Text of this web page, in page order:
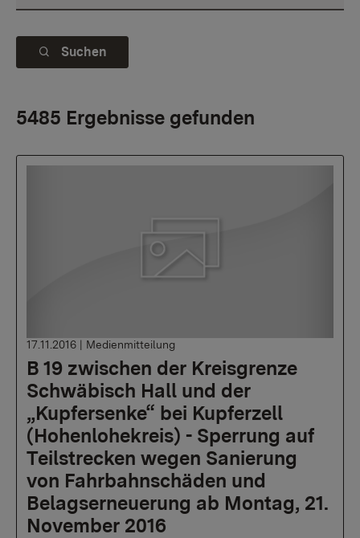
Suchen
5485 Ergebnisse gefunden
B 19 zwischen der Kreisgrenze
Schwäbisch Hall und der
„Kupfersenke“ bei Kupferzell
(Hohenlohekreis) - Sperrung auf
Teilstrecken wegen Sanierung
von Fahrbahnschäden und
Belagserneuerung ab Montag, 21.
November 2016
17.11.2016 | Medienmitteilung